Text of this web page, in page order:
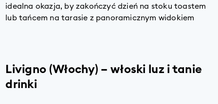
idealna okazja, by zakończyć dzień na stoku toastem
lub tańcem na tarasie z panoramicznym widokiem
Livigno (Włochy) – włoski luz i tanie
drinki